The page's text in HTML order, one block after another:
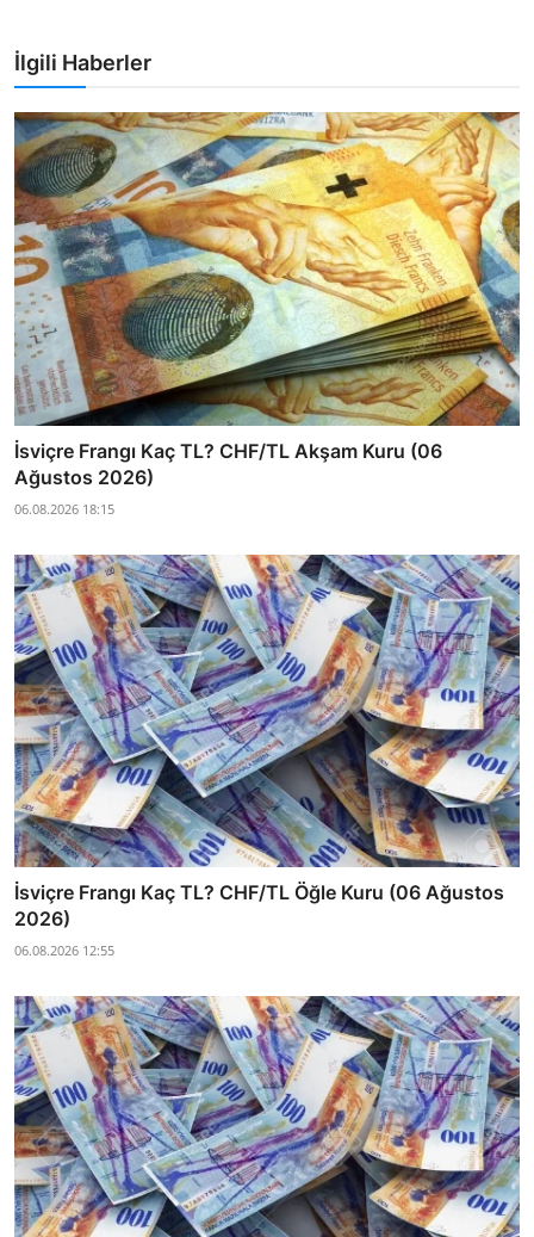
İlgili Haberler
İsviçre Frangı Kaç TL? CHF/TL Akşam Kuru (06
Ağustos 2026)
06.08.2026 18:15
İsviçre Frangı Kaç TL? CHF/TL Öğle Kuru (06 Ağustos
2026)
06.08.2026 12:55